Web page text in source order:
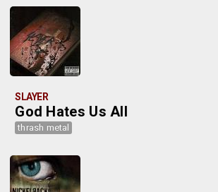
SLAYER
God Hates Us All
thrash metal